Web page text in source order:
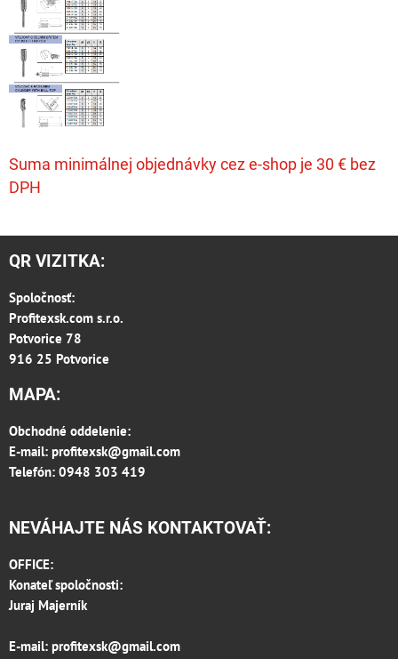
Suma minimálnej objednávky cez e-shop je 30 € bez
DPH
QR VIZITKA:
Spoločnosť:
Profitexsk.com s.r.o.
Potvorice 78
916 25 Potvorice
MAPA:
Obchodné oddelenie:
E-mail: profitexsk@gmail.com
Telefón: 0948 303 419
NEVÁHAJTE NÁS KONTAKTOVAŤ:
OFFICE:
Konateľ spoločnosti:
Juraj Majerník
E-mail: profitexsk@gmail.com